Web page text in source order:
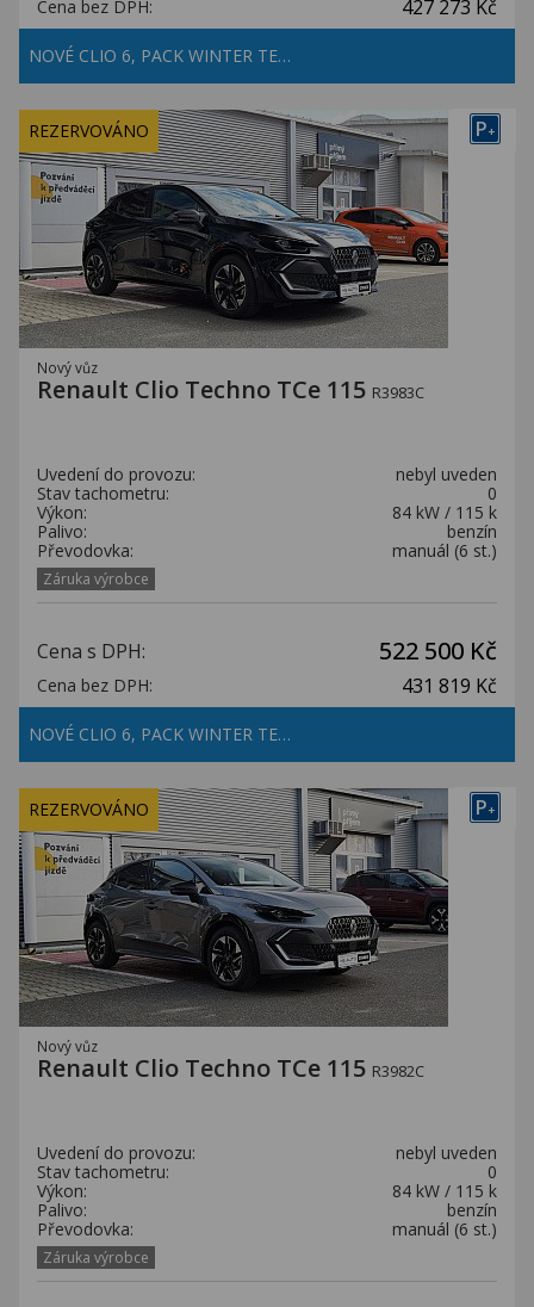
Cena bez DPH: 427 273 Kč
NOVÉ CLIO 6, PACK WINTER TE…
P+
REZERVOVÁNO
Nový vůz
Renault Clio Techno TCe 115 R3983C
Uvedení do provozu:
nebyl uveden
Stav tachometru:
0
Výkon:
84 kW / 115 k
Palivo:
benzín
Převodovka:
manuál (6 st.)
Záruka výrobce
Cena s DPH: 522 500 Kč
Cena bez DPH: 431 819 Kč
NOVÉ CLIO 6, PACK WINTER TE…
P+
REZERVOVÁNO
Nový vůz
Renault Clio Techno TCe 115 R3982C
Uvedení do provozu:
nebyl uveden
Stav tachometru:
0
Výkon:
84 kW / 115 k
Palivo:
benzín
Převodovka:
manuál (6 st.)
Záruka výrobce